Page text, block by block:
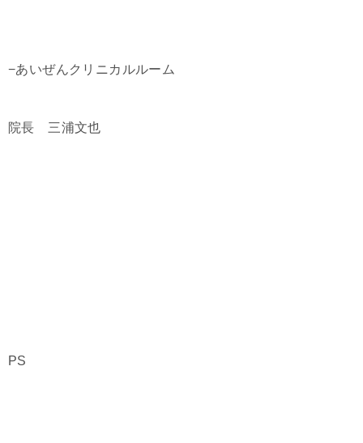
−あいぜんクリニカルルーム
院長 三浦文也
PS